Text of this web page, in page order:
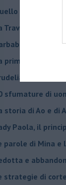
che
Traviata in
prima volta
De Mon
sfumature di
storia di Ao e di
Paola, il
parole di Mina e
e
strategie di